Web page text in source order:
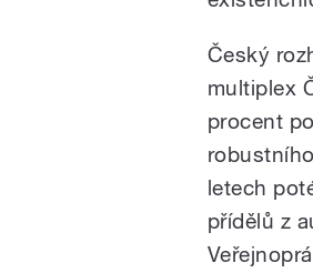
Český
multiplex
procent
letech
přídělů z